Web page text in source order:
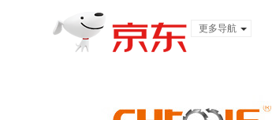
更多导航